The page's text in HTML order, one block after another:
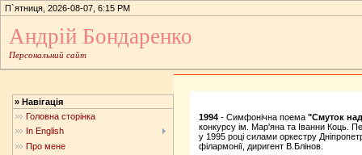
П`ятниця, 2026-08-07, 6:15 PM
Андрій Бондаренко
Персональний сайт
» Навігація
Головна сторінка
In English
Про мене
1994 - Симфонічна поема "Смуток
конкурсу ім. Мар'яна та Іванни Коць.
у 1995 році силами оркестру
філармонії, диригент В.Блінов.